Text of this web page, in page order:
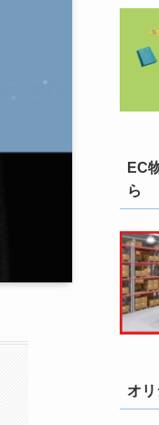
EC
ら
オ